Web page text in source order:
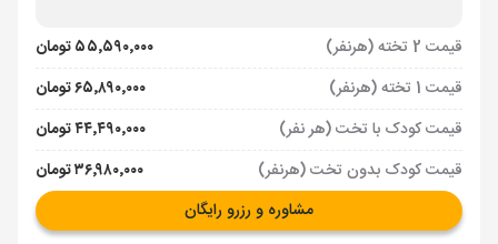
قیمت 2 تخته (هرنفر)
۵۵٬۵۹۰٬۰۰۰ تومان
قیمت 1 تخته (هرنفر)
۶۵٬۸۹۰٬۰۰۰ تومان
قیمت کودک با تخت (هر نفر)
۴۴٬۴۹۰٬۰۰۰ تومان
قیمت کودک بدون تخت (هرنفر)
۳۶٬۹۸۰٬۰۰۰ تومان
مشاوره و رزرو رایگان